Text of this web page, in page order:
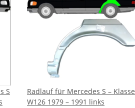
S
Radlauf für Mercedes S – Klasse
W126 1979 – 1991 links